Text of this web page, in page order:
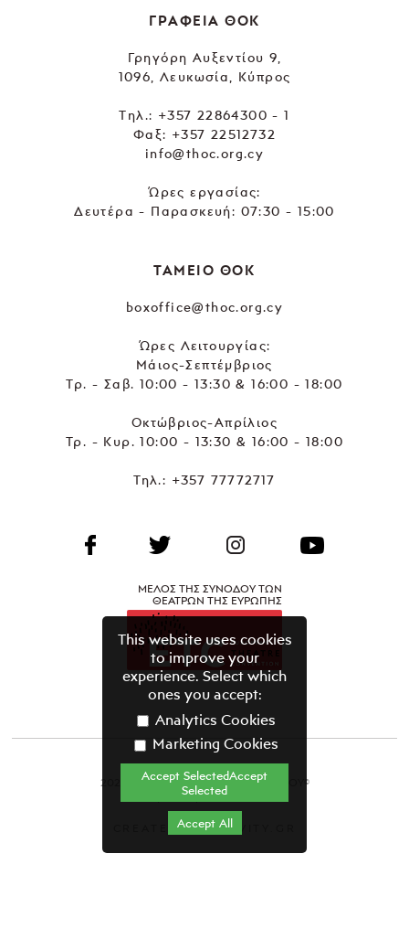
ΓΡΑΦΕΙΑ ΘΟΚ
Γρηγόρη Αυξεντίου 9,
1096, Λευκωσία, Κύπρος
Tηλ.: +357 22864300 - 1
Φαξ: +357 22512732
info@thoc.org.cy
Ώρες εργασίας:
Δευτέρα - Παρασκευή: 07:30 - 15:00
ΤΑΜΕΙΟ ΘΟΚ
boxoffice@thoc.org.cy
Ώρες Λειτουργίας:
Μάιος-Σεπτέμβριος
Τρ. - Σαβ. 10:00 - 13:30 & 16:00 - 18:00
Οκτώβριος-Απρίλιος
Τρ. - Κυρ. 10:00 - 13:30 & 16:00 - 18:00
Τηλ.: +357 77772717
ΜΕΛΟΣ ΤΗΣ ΣΥΝΟΔΟΥ ΤΩΝ
ΘΕΑΤΡΩΝ ΤΗΣ ΕΥΡΩΠΗΣ
2021 ΘΕΑΤΡΙΚΟΣ ΟΡΓΑΝΙΣΜΟΣ ΚΥΠΡΟΥ©
Όροι & Προϋποθέσεις
CREATED BY GRAVITY.GR
This website uses cookies
to improve your
experience. Select which
ones you accept:
Analytics Cookies
Marketing Cookies
Accept SelectedAccept
Selected
Accept All